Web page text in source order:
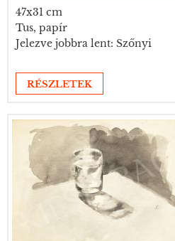
47x31 cm
Tus, papír
Jelezve jobbra lent: Szőnyi
RÉSZLETEK